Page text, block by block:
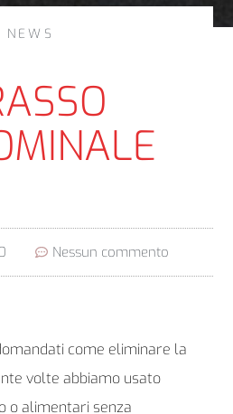
NEWS
Nessun commento
come eliminare la
volte abbiamo usato
o alimentari senza